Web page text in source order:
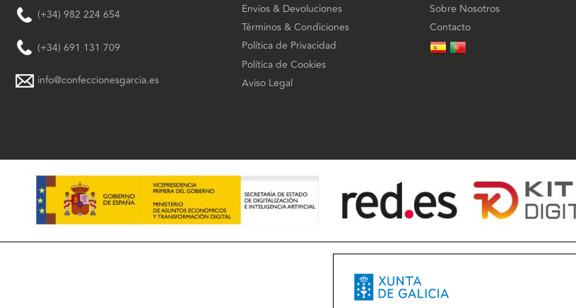
(+34) 982 224 654
(+34) 691 131 709
info@confeccionesgarcia.es
Envíos & Devoluciones
Términos & Condiciones
Política de Privacidad
Política de Cookies
Aviso Legal
Sobre Nosotros
Contacto